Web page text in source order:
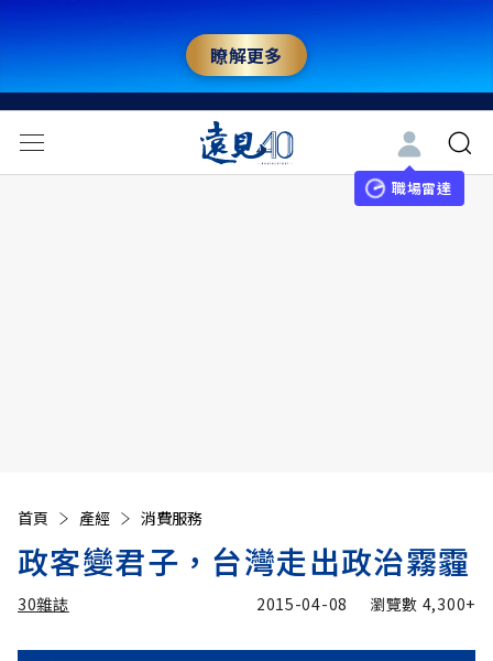
瞭解更多
職場雷達
首頁 產經 消費服務
政客變君子，台灣走出政治霧霾
30雜誌 2015-04-08 瀏覽數 4,300+